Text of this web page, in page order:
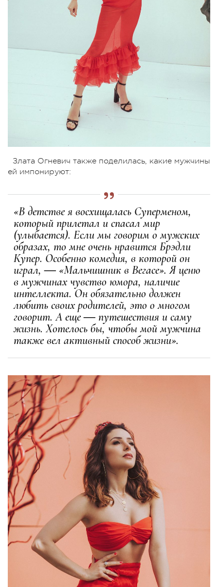
Злата Огневич также поделилась, какие мужчины
ей импонируют:
«В детстве я восхищалась Суперменом,
который прилетал и спасал мир
(улыбается). Если мы говорим о мужских
образах, то мне очень нравится Брэдли
Купер. Особенно комедия, в которой он
играл, ― «Мальчишник в Вегасе». Я ценю
в мужчинах чувство юмора, наличие
интеллекта. Он обязательно должен
любить своих родителей, это о многом
говорит. А еще ― путешествия и саму
жизнь. Хотелось бы, чтобы мой мужчина
также вел активный способ жизни».